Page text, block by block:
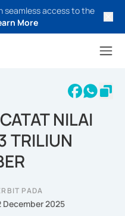
seamless access to the
More
NILAI
TRILIUN
PADA
December 2025